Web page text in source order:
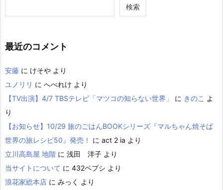
検索
最近のコメント
安藤 に けそや より
ユノリリ に へべれけ より
【TV出演】4/7 TBSテレビ「マツコの知らない世界」
に きのこ よ
り
【お知らせ】10/29 旅のごはんBOOKシリーズ『マルちゃん焼そば
世界の旅レシピ50』発売！
に act 2 ia より
立川高島屋 地階 に 浅田 洋子 より
当サイトについて に 432ペプシ より
浪花家総本店 に みっく より